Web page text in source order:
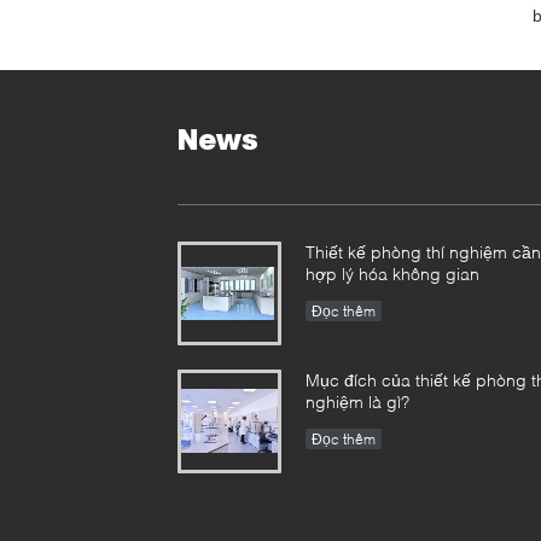
News
Thiết kế phòng thí nghiệm cần
hợp lý hóa không gian
Đọc thêm
Mục đích của thiết kế phòng
nghiệm là gì?
Đọc thêm